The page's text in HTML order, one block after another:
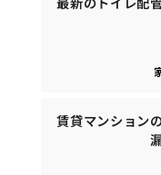
賃貸マンション